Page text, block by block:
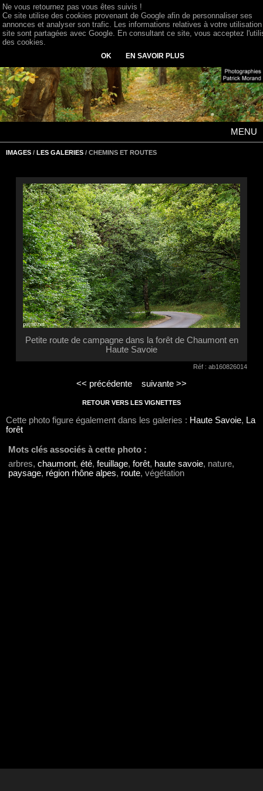
MENU
IMAGES / LES GALERIES / CHEMINS ET ROUTES
Petite route de campagne dans la forêt de Chaumont en
Haute Savoie
Réf : ab160826014
<< précédente suivante >>
RETOUR VERS LES VIGNETTES
Cette photo figure également dans les galeries : Haute Savoie, La
forêt
Mots clés associés à cette photo :
arbres, chaumont, été, feuillage, forêt, haute savoie, nature,
paysage, région rhône alpes, route, végétation
Ne vous retournez pas vous êtes suivis !
Ce site utilise des cookies provenant de Google afin de personnaliser ses
annonces et analyser son trafic. Les informations relatives à votre
site sont partagées avec Google. En consultant ce site, vous acceptez
des cookies.
OK EN SAVOIR PLUS